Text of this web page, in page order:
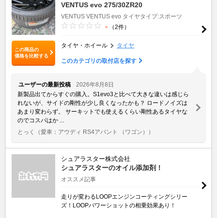
この商品の
価格を比較する
VENTUS evo 275/30ZR20
VENTUS VENTUS evo タイヤタイプ:スポーツ
- （2件）
タイヤ・ホイール タイヤ
このカテゴリの取付店を探す
ユーザーの最新投稿
2026年8月8日
新製品出てからすぐの購入。S1evo3と比べて大きな違いは感じら
れないが、サイドの剛性が少し良くなったかも？ ロードノイズは
あまり変わらず。 サーキットでも使えるくらい剛性あるタイヤな
のでコスパはか ...
とっく
（愛車：アウディ RS4アバント （ワゴン））
シュアラスター株式会社
シュアラスターのオイル添加剤！
オススメ記事
走りが変わるLOOPエンジンコーティングシリー
ズ！LOOPパワーショットの相乗効果あり！